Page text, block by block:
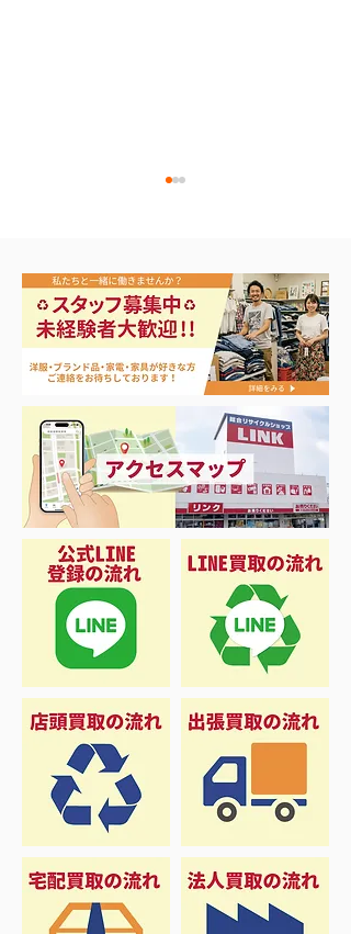
夏に向けて冷凍庫！大量
品揃え❗️